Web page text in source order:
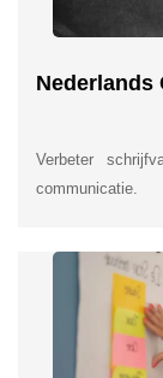
Nederlands
Verbeter
communicatie.